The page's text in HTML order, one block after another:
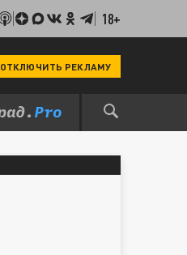
18+
ОТКЛЮЧИТЬ РЕКЛАМУ